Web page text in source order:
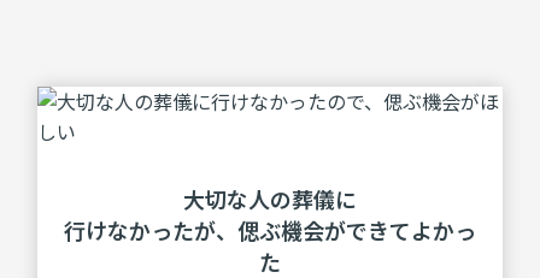
⼤切な⼈の葬儀に
⾏けなかったが、 偲ぶ機会ができてよかっ
た